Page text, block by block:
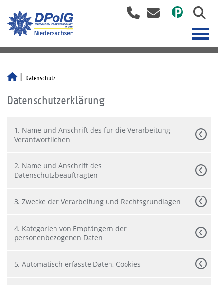
Datenschutz
Datenschutzerklärung
1. Name und Anschrift des für die Verarbeitung
Verantwortlichen
2. Name und Anschrift des
Datenschutzbeauftragten
3. Zwecke der Verarbeitung und Rechtsgrundlagen
4. Kategorien von Empfängern der
personenbezogenen Daten
5. Automatisch erfasste Daten, Cookies